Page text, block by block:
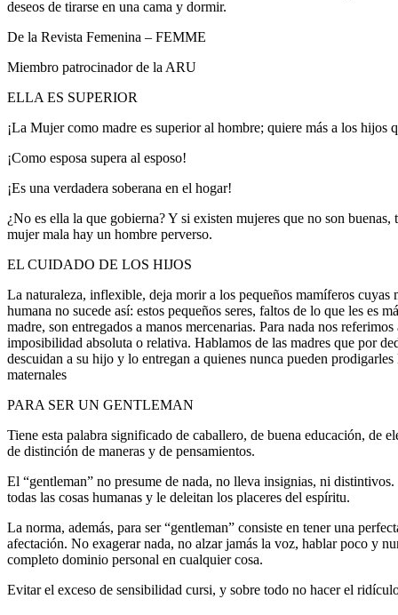
deseos de tirarse en una cama y dormir.
De la Revista Femenina – FEMME
Miembro patrocinador de la ARU
ELLA ES SUPERIOR
¡La Mujer como madre es superior al hombre; quiere más a los hijos
¡Como esposa supera al esposo!
¡Es una verdadera soberana en el hogar!
¿No es ella la que gobierna? Y si existen mujeres que no son buenas,
mujer mala hay un hombre perverso.
EL CUIDADO DE LOS HIJOS
La naturaleza, inflexible, deja morir a los pequeños mamíferos cuyas
humana no sucede así: estos pequeños seres, faltos de lo que les es
madre, son entregados a manos mercenarias. Para nada nos
imposibilidad absoluta o relativa. Hablamos de las madres que por
descuidan a su hijo y lo entregan a quienes nunca pueden prodigarles
maternales
PARA SER UN GENTLEMAN
Tiene esta palabra significado de caballero, de buena educación, de
de distinción de maneras y de pensamientos.
El “gentleman” no presume de nada, no lleva insignias, ni
todas las cosas humanas y le deleitan los placeres del espíritu.
La norma, además, para ser “gentleman” consiste en tener una
afectación. No exagerar nada, no alzar jamás la voz, hablar poco y
completo dominio personal en cualquier cosa.
Evitar el exceso de sensibilidad cursi, y sobre todo no hacer el